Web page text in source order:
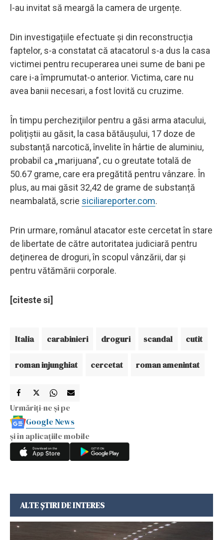
l-au invitat să meargă la camera de urgențe.
Din investigațiile efectuate și din reconstrucția
faptelor, s-a constatat că atacatorul s-a dus la casa
victimei pentru recuperarea unei sume de bani pe
care i-a împrumutat-o ​​anterior. Victima, care nu
avea banii necesari, a fost lovită cu cruzime.
În timpu percheziţiilor pentru a găsi arma atacului,
poliţiştii au găsit, la casa bătăușului, 17 doze de
substanță narcotică, învelite în hârtie de aluminiu,
probabil ca „marijuana”, cu o greutate totală de
50.67 grame, care era pregătită pentru vânzare. În
plus, au mai găsit 32,42 de grame de substanță
neambalată, scrie siciliareporter.com.
Prin urmare, românul atacator este cercetat în stare
de libertate de către autoritatea judiciară pentru
deţinerea de droguri, în scopul vânzării, dar şi
pentru vătămării corporale.
[citeste si]
Italia carabinieri droguri scandal cutit
roman injunghiat cercetat roman amenintat
Urmăriți-ne și pe
Google News
și în aplicațiile mobile
ALTE ȘTIRI DE INTERES